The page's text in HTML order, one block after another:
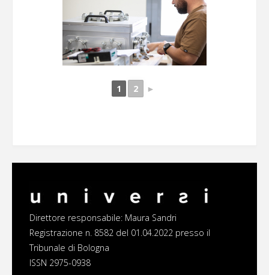
1 2 ►
Direttore responsabile: Maura Sandri
Registrazione n. 8582 del 01.04.2022 presso il
Tribunale di Bologna
ISSN 2975-0938